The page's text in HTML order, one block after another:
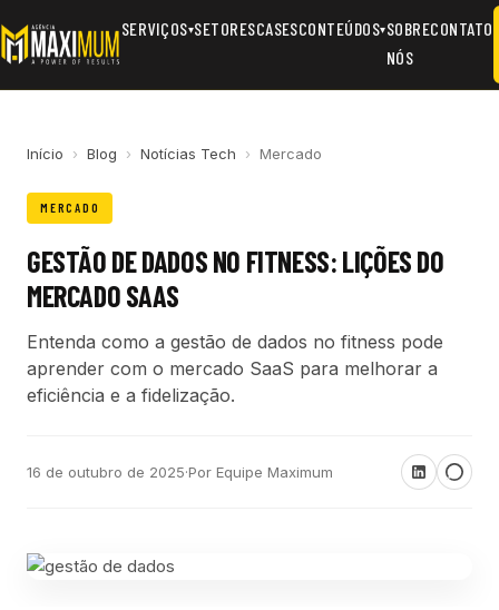
SERVIÇOS▾SETORESCASESCONTEÚDOS▾SOBRE
NÓS
CONTATO
Início › Blog › Notícias Tech › Mercado
MERCADO
GESTÃO DE DADOS NO FITNESS: LIÇÕES DO
MERCADO SAAS
Entenda como a gestão de dados no fitness pode
aprender com o mercado SaaS para melhorar a
eficiência e a fidelização.
16 de outubro de 2025·Por Equipe Maximum